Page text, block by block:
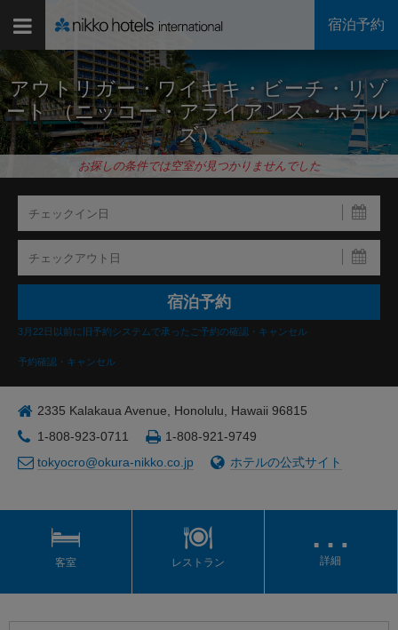
宿泊予約
アウトリガー・ワイキキ・ビーチ・リゾ
ート （ニッコー・アライアンス・ホテル
ズ）
お探しの条件では空室が見つかりませんでした
3月22日以前に旧予約システムで承ったご予約の確認・キャンセル
予約確認・キャンセル
2335 Kalakaua Avenue, Honolulu, Hawaii 96815
1-808-923-0711
1-808-921-9749
tokyocro@okura-nikko.co.jp
ホテルの公式サイト
客室 レストラン
…
詳細